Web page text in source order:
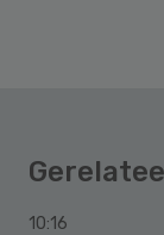
10:16